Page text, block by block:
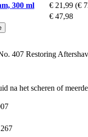
300 ml
€ 21,99 (€
€ 47,98
407 Restoring
na het scheren of